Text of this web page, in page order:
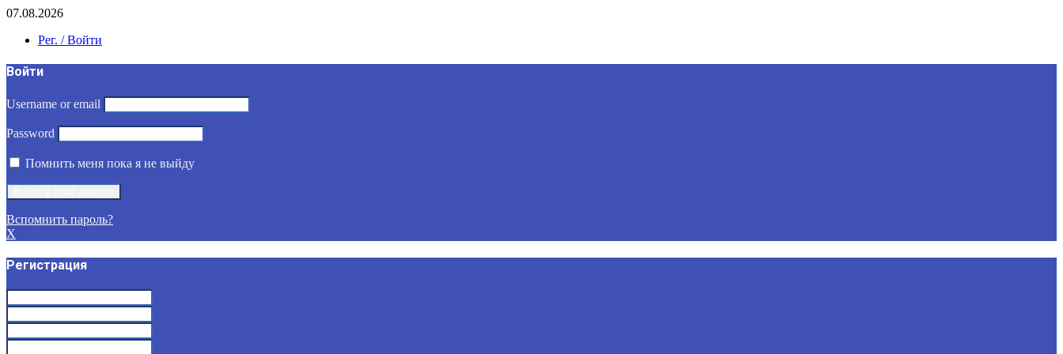
07.08.2026
Рег. / Войти
Войти
Username or email
Password
Помнить меня пока я не выйду
Вспомнить пароль?
X
Регистрация